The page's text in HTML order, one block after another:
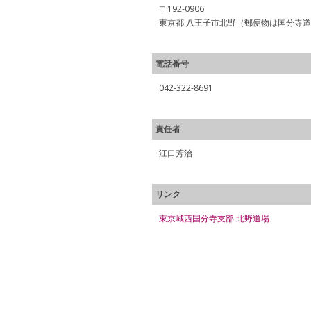
〒192-0906
東京都 八王子市北野（郵便物は国分寺
電話番号
042-322-8691
責任者
江口芳治
リンク
東京城西国分寺支部 北野道場